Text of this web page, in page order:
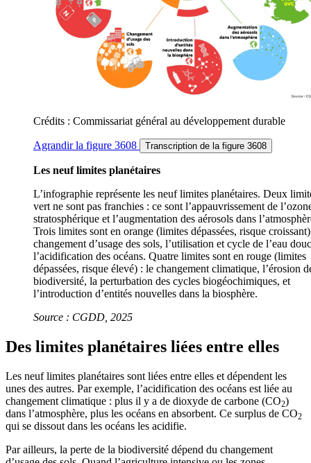
Crédits : Commissariat général au développement durable
Agrandirla figure 3608 Transcription de la figure 3608
Les neuf limites planétaires
L’infographie représente les neuf limites planétaires. Deux
vert ne sont pas franchies : ce sont l’appauvrissement de
stratosphérique et l’augmentation des aérosols dans
Trois limites sont en orange (limites dépassées, risque
changement d’usage des sols, l’utilisation et cycle de l’eau
l’acidification des océans. Quatre limites sont en rouge (limites
dépassées, risque élevé) : le changement climatique, l’érosion
biodiversité, la perturbation des cycles biogéochimiques, et
l’introduction d’entités nouvelles dans la biosphère.
Source : CGDD, 2025
Des limites planétaires liées entre elles
Les neuf limites planétaires sont liées entre elles et dépendent les
unes des autres. Par exemple, l’acidification des océans est liée au
changement climatique : plus il y a de dioxyde de carbone (CO2)
dans l’atmosphère, plus les océans en absorbent. Ce surplus de CO2
qui se dissout dans les océans les acidifie.
Par ailleurs, la perte de la biodiversité dépend du changement